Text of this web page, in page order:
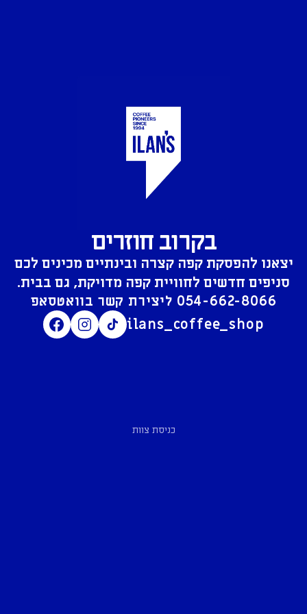
בקרוב חוזרים
יצאנו להפסקת קפה קצרה ובינתיים מכינים לכם
סניפים חדשים לחוויית קפה מדויקת, גם בבית.
054-662-8066
ilans_coffee_shop
כניסת צוות